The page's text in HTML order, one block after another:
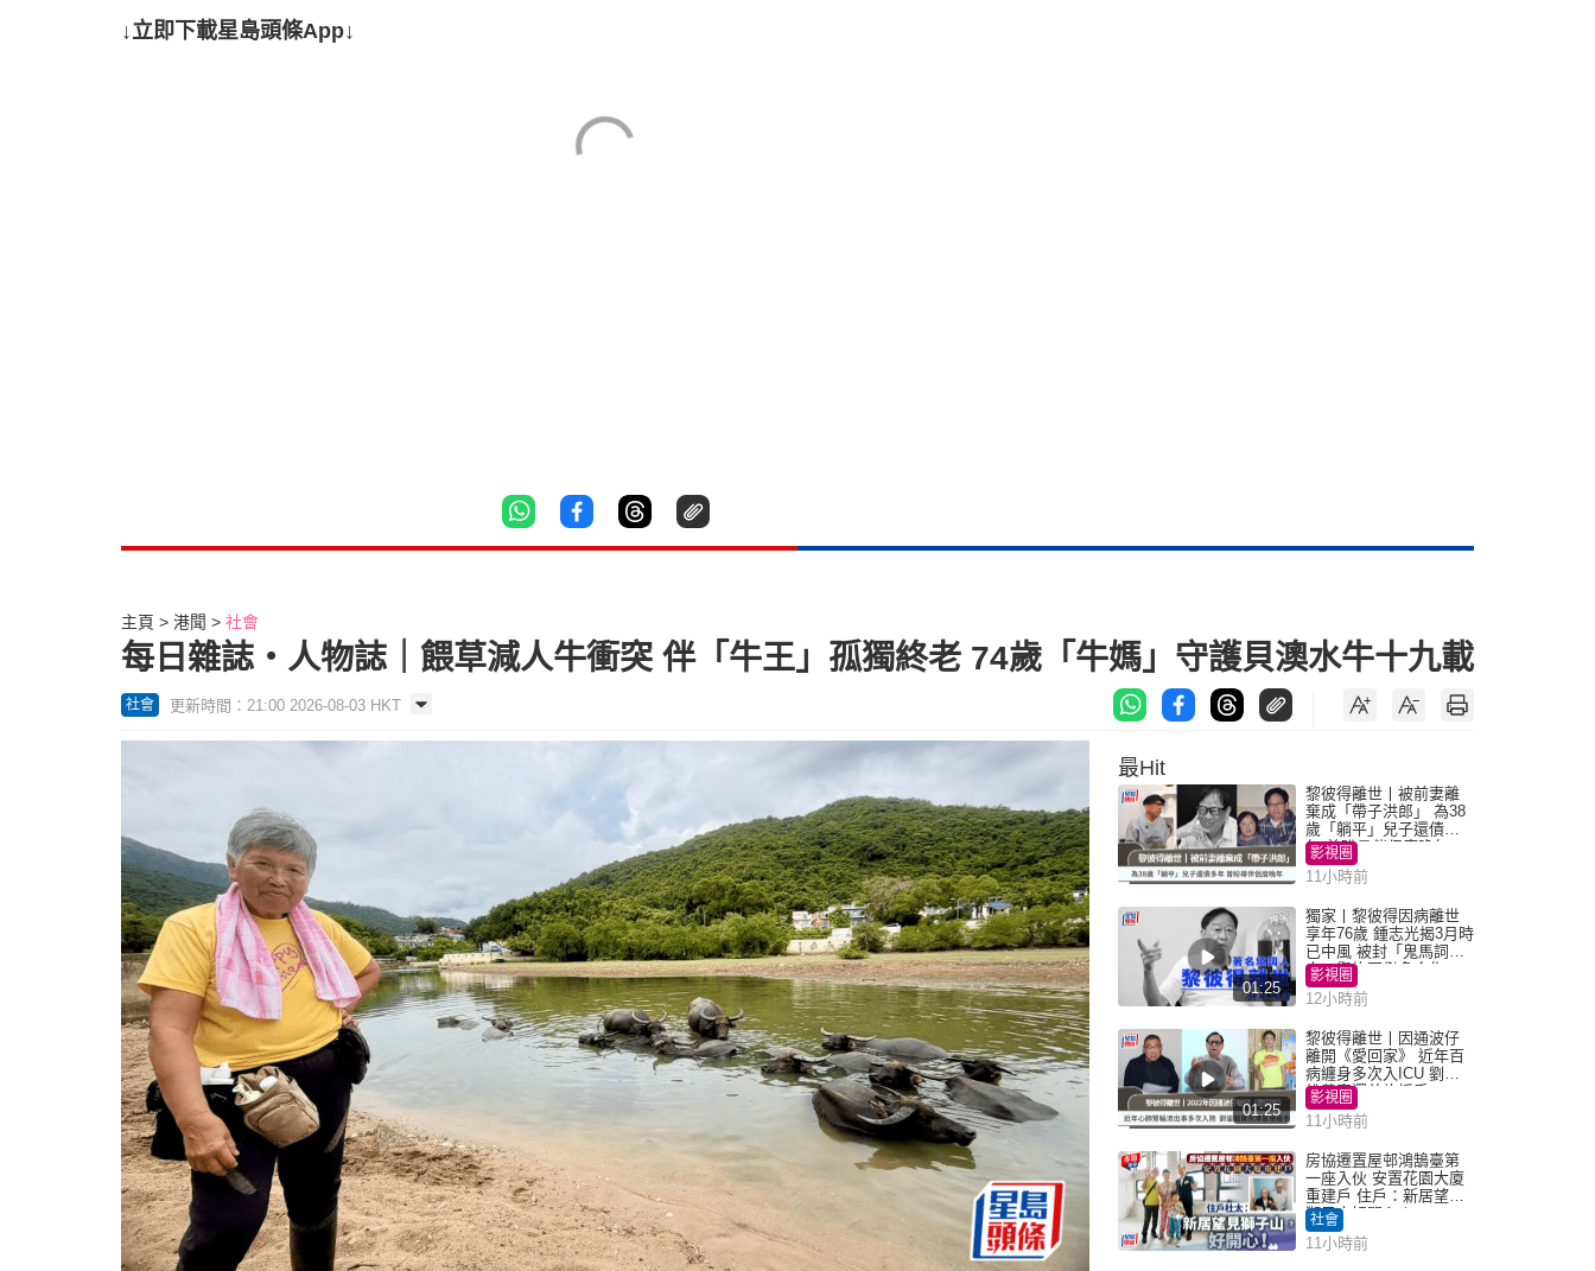
↓立即下載星島頭條App↓
主頁 港聞 社會
每日雜誌‧人物誌｜餵草減人牛衝突 伴「牛王」孤獨終老 74歲「牛媽」守護貝澳水牛十九載
社會 更新時間：21:00 2026-08-03 HKT
最Hit
黎彼得離世丨被前妻離
棄成「帶子洪郎」 為38
歲「躺平」兒子還債多
年 曾盼尋伴侶度晚年
影視圈
11小時前
01:25
獨家丨黎彼得因病離世
享年76歲 鍾志光揭3月時
已中風 被封「鬼馬詞
人」與許冠傑多合作
影視圈
12小時前
01:25
黎彼得離世丨因通波仔
離開《愛回家》 近年百
病纏身多次入ICU 劉鑾
雄黃宗澤曾施援手
影視圈
11小時前
房協遷置屋邨鴻鵠臺第
一座入伙 安置花園大廈
重建戶 住戶：新居望見
獅子山好開心！
社會
11小時前